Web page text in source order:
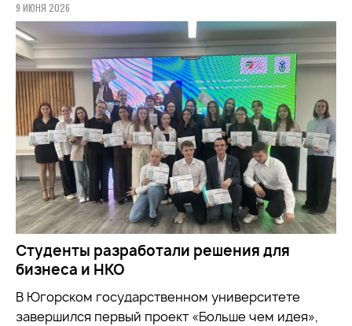
9 ИЮНЯ 2026
Студенты разработали решения для
бизнеса и НКО
В Югорском государственном университете
завершился первый проект «Больше чем идея»,